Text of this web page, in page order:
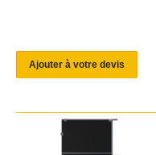
Ajouter à votre devis